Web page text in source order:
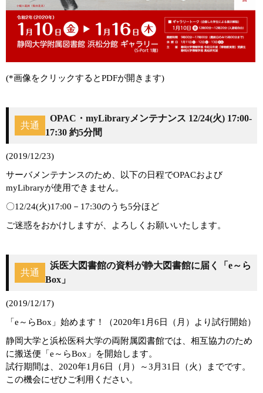
(*画像をクリックするとPDFが開きます)
共通
OPAC・myLibraryメンテナンス 12/24(火) 17:00-
17:30 約5分間
(2019/12/23)
サーバメンテナンスのため、以下の日程でOPACおよび
myLibraryが使用できません。
〇12/24(火)17:00－17:30のうち5分ほど
ご迷惑をおかけしますが、よろしくお願いいたします。
共通
浜医大図書館の資料が静大図書館に届く「e～ら
Box」
(2019/12/17)
「e～らBox」始めます！（2020年1月6日（月）より試行開始）
静岡大学と浜松医科大学の両附属図書館では、相互協力のため
に搬送便「e～らBox」を開始します。
試行期間は、2020年1月6日（月）～3月31日（火）までです。
この機会にぜひご利用ください。